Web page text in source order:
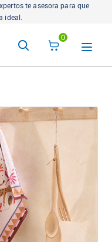
te asesora para que
ideal.
0